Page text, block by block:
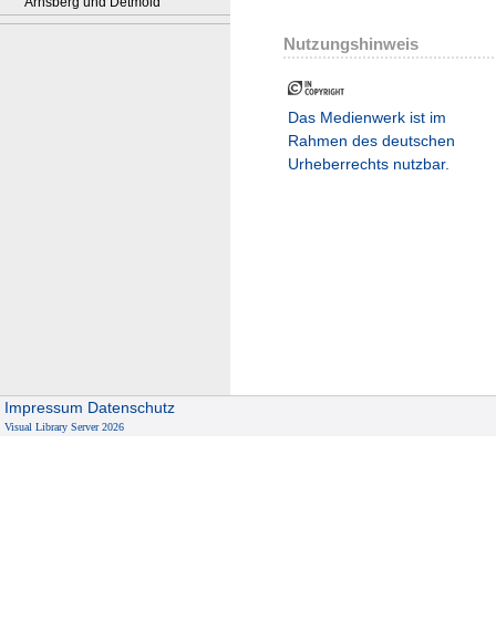
Nutzungshinweis
Das Medienwerk ist im
Rahmen des deutschen
Urheberrechts nutzbar.
Impressum Datenschutz
Visual Library Server 2026